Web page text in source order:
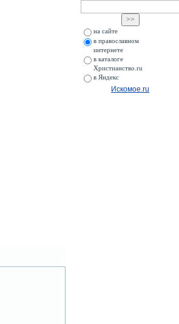
на сайте
в православном
интернете
в каталоге
Христианство.ru
в Яндекс
Искомое.ru